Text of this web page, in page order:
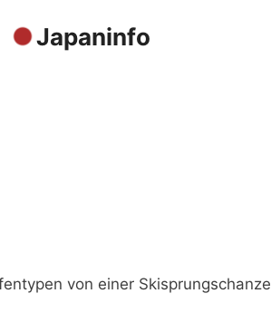
Japaninfo
von einer Skisprungschanze